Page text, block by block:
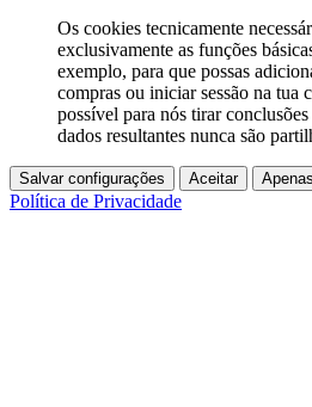
Os cookies tecnicamente
exclusivamente as funções
exemplo, para que possas
compras ou iniciar sessão na tua
possível para nós tirar
dados resultantes nunca são
Salvar configurações Aceitar
Política de Privacidade